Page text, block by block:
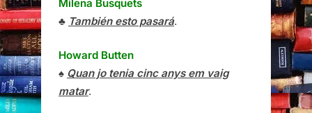
Milena Busquets
♣ También esto pasará.
Howard Butten
♠ Quan jo tenia cinc anys em vaig
matar.